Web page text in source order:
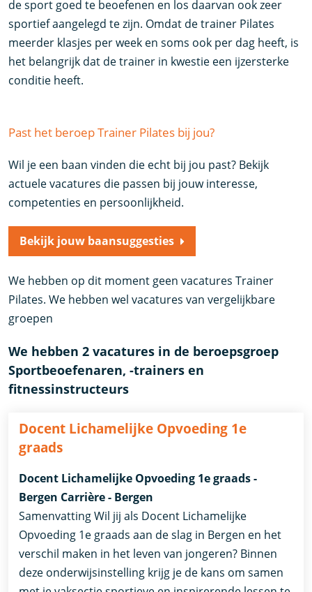
de sport goed te beoefenen en los daarvan ook zeer
sportief aangelegd te zijn. Omdat de trainer Pilates
meerder klasjes per week en soms ook per dag heeft, is
het belangrijk dat de trainer in kwestie een ijzersterke
conditie heeft.
Past het beroep Trainer Pilates bij jou?
Wil je een baan vinden die echt bij jou past? Bekijk
actuele vacatures die passen bij jouw interesse,
competenties en persoonlijkheid.
Bekijk jouw baansuggesties
We hebben op dit moment geen vacatures Trainer
Pilates. We hebben wel vacatures van vergelijkbare
groepen
We hebben 2 vacatures in de beroepsgroep
Sportbeoefenaren, -trainers en
fitnessinstructeurs
Docent Lichamelijke Opvoeding 1e
graads
Docent Lichamelijke Opvoeding 1e graads -
Bergen Carrière - Bergen
Samenvatting Wil jij als Docent Lichamelijke
Opvoeding 1e graads aan de slag in Bergen en het
verschil maken in het leven van jongeren? Binnen
deze onderwijsinstelling krijg je de kans om samen